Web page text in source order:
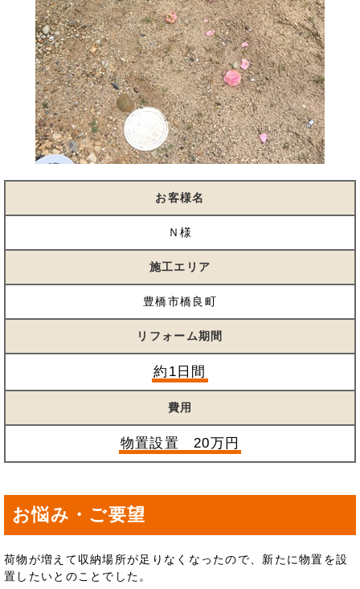
お客様名
Ｎ様
施工エリア
豊橋市橋良町
リフォーム期間
約1日間
費用
物置設置 20万円
お悩み・ご要望
荷物が増えて収納場所が足りなくなったので、新たに物置を設
置したいとのことでした。